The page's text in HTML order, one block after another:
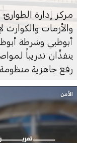
مركز إدارة الطوارئ
والأزمات والكوارث
أبوظبي وشرطة
ينفذِّان تدريباً
رفع جاهزية منظومة
قطاع الطاقة النووية
الأمن